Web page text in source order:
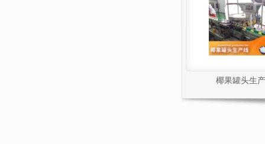
椰果罐头生